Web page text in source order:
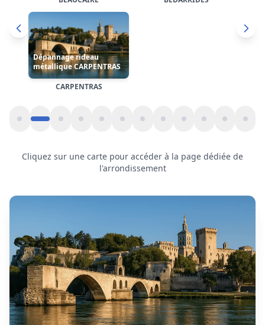
Cliquez sur une carte pour accéder à la page dédiée de
l'arrondissement
Motorisation de rideau métallique
àMonteux